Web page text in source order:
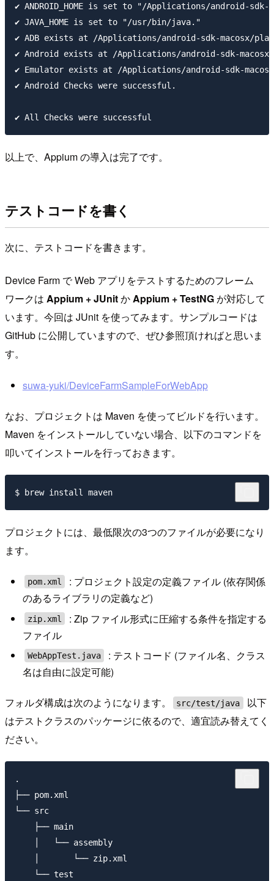
✔︎ ANDROID_HOME is set to "/Applications/android-sdk-
✔︎ JAVA_HOME is set to "/usr/bin/java."
✔︎ ADB exists at /Applications/android-sdk-macosx/
✔︎ Android exists at /Applications/android-sdk-
✔︎ Emulator exists at /Applications/android-sdk-
✔︎ Android Checks were successful.
以上で、Appium の導入は完了です。
テストコードを書く
次に、テストコードを書きます。
Device Farm で Web アプリをテストするためのフレーム
ワークは Appium + JUnitかAppium + TestNG が対応して
います。今回は JUnit を使ってみます。サンプルコードは
GitHub に公開していますので、ぜひ参照頂ければと思いま
す。
suwa-yuki/DeviceFarmSampleForWebApp
なお、プロジェクトは Maven を使ってビルドを行います。
Maven をインストールしていない場合、以下のコマンドを
叩いてインストールを行っておきます。
プロジェクトには、最低限次の3つのファイルが必要になり
ます。
pom.xml
: プロジェクト設定の定義ファイル (依存関係
のあるライブラリの定義など)
zip.xml
: Zip ファイル形式に圧縮する条件を指定する
ファイル
WebAppTest.java
: テストコード (ファイル名、クラス
名は自由に設定可能)
フォルダ構成は次のようになります。 src/test/java
以下
はテストクラスのパッケージに依るので、適宜読み替えてく
ださい。
.
├── pom.xml
└── src
    ├── main
    │   └── assembly
    │       └── zip.xml
    └── test